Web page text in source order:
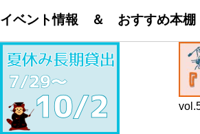
イベント情報 ＆ おすすめ本